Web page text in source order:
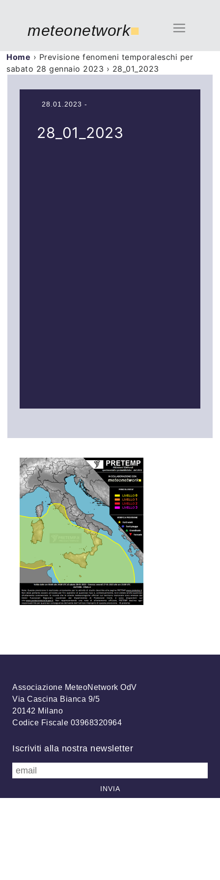
meteonetwork■
Home › Previsione fenomeni temporaleschi per
sabato 28 gennaio 2023 › 28_01_2023
28.01.2023 -
28_01_2023
Associazione MeteoNetwork OdV
Via Cascina Bianca 9/5
20142 Milano
Codice Fiscale 03968320964
Iscriviti alla nostra newsletter